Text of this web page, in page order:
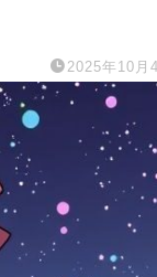
2025年10月